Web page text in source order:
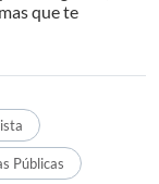
que te
Públicas